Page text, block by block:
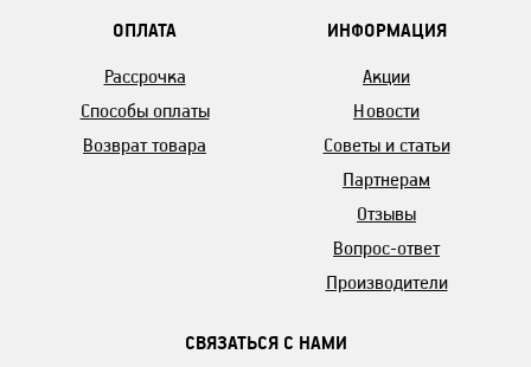
ОПЛАТА
Рассрочка
Способы оплаты
Возврат товара
ИНФОРМАЦИЯ
Акции
Новости
Советы и статьи
Партнерам
Отзывы
Вопрос-ответ
Производители
СВЯЗАТЬСЯ С НАМИ